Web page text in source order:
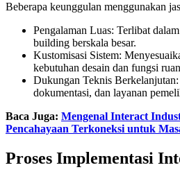
Beberapa keunggulan menggunakan
Pengalaman Luas: Terlibat
building berskala besar.
Kustomisasi Sistem:
kebutuhan desain dan fungsi
Dukungan Teknis
dokumentasi, dan layanan
Baca Juga: Mengenal Interact
Pencahayaan Terkoneksi untuk
Proses Implementasi